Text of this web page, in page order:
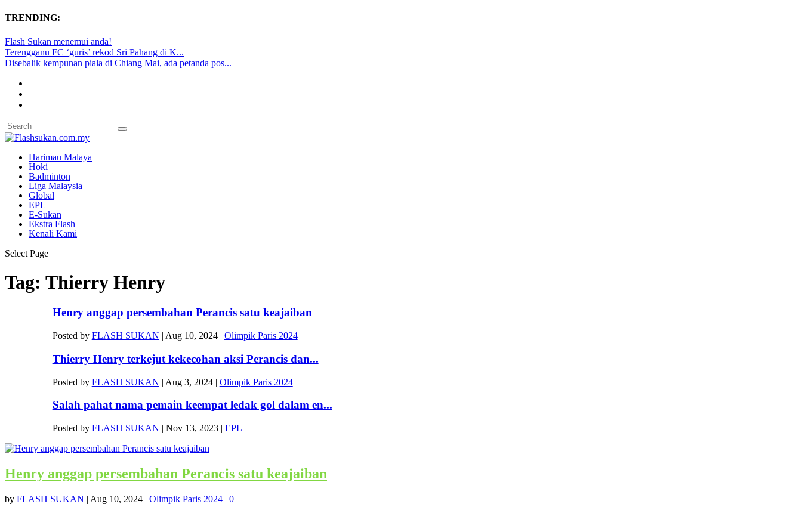
TRENDING:
Flash Sukan menemui anda!
Terengganu FC ‘guris’ rekod Sri Pahang di K...
Disebalik kempunan piala di Chiang Mai, ada petanda pos...
Harimau Malaya
Hoki
Badminton
Liga Malaysia
Global
EPL
E-Sukan
Ekstra Flash
Kenali Kami
Select Page
Tag: Thierry Henry
Henry anggap persembahan Perancis satu keajaiban
Posted by FLASH SUKAN | Aug 10, 2024| Olimpik Paris 2024
Thierry Henry terkejut kekecohan aksi Perancis dan...
Posted by FLASH SUKAN | Aug 3, 2024| Olimpik Paris 2024
Salah pahat nama pemain keempat ledak gol dalam en...
Posted by FLASH SUKAN | Nov 13, 2023| EPL
Henry anggap persembahan Perancis satu keajaiban
by FLASH SUKAN | Aug 10, 2024 | Olimpik Paris 2024 | 0